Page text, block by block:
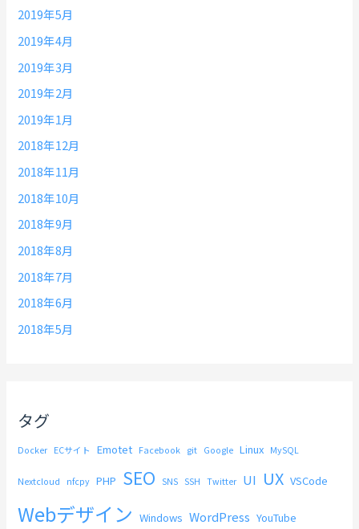
2019年5月
2019年4月
2019年3月
2019年2月
2019年1月
2018年12月
2018年11月
2018年10月
2018年9月
2018年8月
2018年7月
2018年6月
2018年5月
タグ
Docker ECサイト Emotet Facebook git Google Linux MySQL
Nextcloud nfcpy PHP SEO SNS SSH Twitter UI UX VSCode
Webデザイン Windows WordPress YouTube